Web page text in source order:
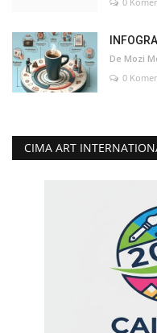
De Mozi
0
CIMA ART